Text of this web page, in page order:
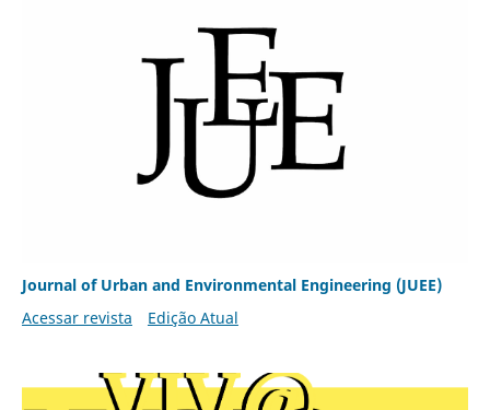
Journal of Urban and Environmental Engineering (JUEE)
Acessar revista
Edição Atual